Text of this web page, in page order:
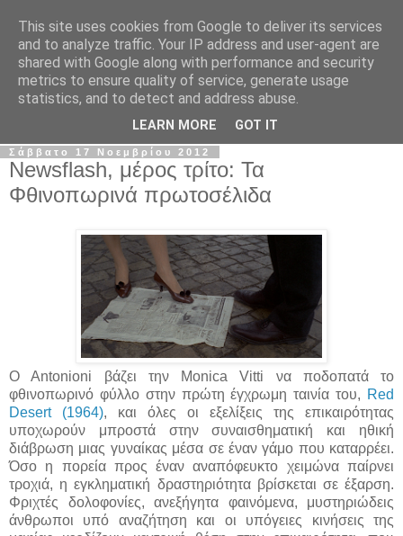
The Frame Game
Κινηματογραφόφιλος από κούνια αλλά όχι το μωρό της
Σάββατο 17 Νοεμβρίου 2012
Newsflash, μέρος τρίτο: Τα
Φθινοπωρινά πρωτοσέλιδα
O Antonioni βάζει την Monica Vitti να ποδοπατά το
φθινοπωρινό φύλλο στην πρώτη έγχρωμη ταινία του, Red
Desert (1964), και όλες οι εξελίξεις της επικαιρότητας
υποχωρούν μπροστά στην συναισθηματική και ηθική
διάβρωση μιας γυναίκας μέσα σε έναν γάμο που καταρρέει.
Όσο η πορεία προς έναν αναπόφευκτο χειμώνα παίρνει
τροχιά, η εγκληματική δραστηριότητα βρίσκεται σε έξαρση.
Φριχτές δολοφονίες, ανεξήγητα φαινόμενα, μυστηριώδεις
άνθρωποι υπό αναζήτηση και οι υπόγειες κινήσεις της
This site uses cookies from Google to deliver its services
and to analyze traffic. Your IP address and user-agent are
shared with Google along with performance and security
metrics to ensure quality of service, generate usage
statistics, and to detect and address abuse.
LEARN MORE GOT IT